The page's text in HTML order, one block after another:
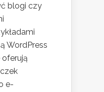
blogi czy
WordPress
e-